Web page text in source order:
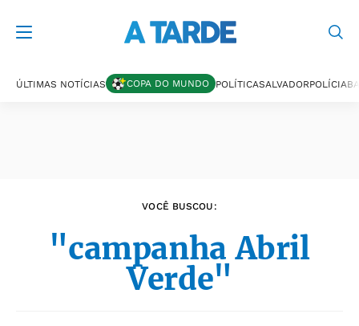
ÚLTIMAS NOTÍCIAS COPA DO MUNDO POLÍTICASALVADORPOLÍCIA
VOCÊ BUSCOU:
"campanha Abril
Verde"